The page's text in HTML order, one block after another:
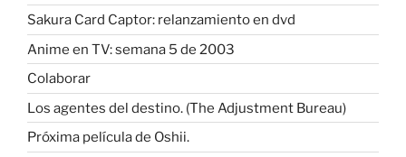
Sakura Card Captor: relanzamiento en dvd
Anime en TV: semana 5 de 2003
Colaborar
Los agentes del destino. (The Adjustment Bureau)
Próxima película de Oshii.